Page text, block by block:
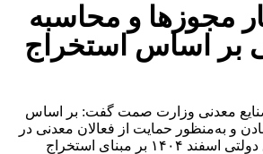
مجوزها و محاسبه
بر اساس استخراج
معدنی وزارت صمت گفت: بر اساس
و به‌منظور حمایت از فعالان معدنی در
شرایط اضطرار، حقوق دولتی اسفند ۱۴۰۴ بر مبنای استخراج